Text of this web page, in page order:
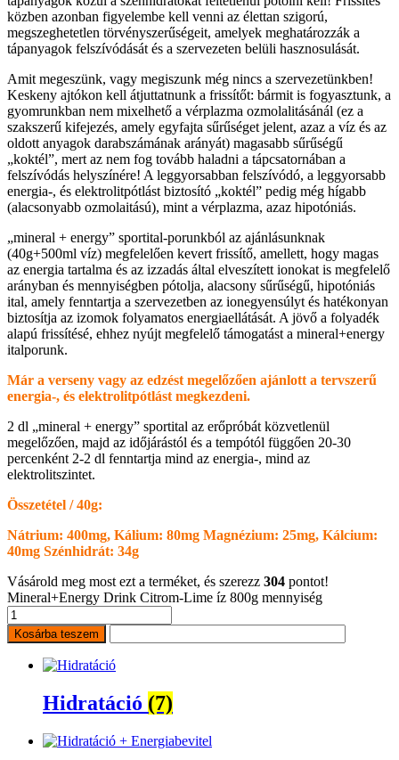
közben azonban figyelembe kell venni az élettan szigorú,
megszeghetetlen törvényszerűségeit, amelyek meghatározzák a
tápanyagok felszívódását és a szervezeten belüli hasznosulását.
Amit megeszünk, vagy megiszunk még nincs a szervezetünkben!
Keskeny ajtókon kell átjuttatnunk a frissítőt: bármit is fogyasztunk, a
gyomrunkban nem mixelhető a vérplazma ozmolalitásánál (ez a
szakszerű kifejezés, amely egyfajta sűrűséget jelent, azaz a víz és az
oldott anyagok darabszámának arányát) magasabb sűrűségű
„koktél”, mert az nem fog tovább haladni a tápcsatornában a
felszívódás helyszínére! A leggyorsabban felszívódó, a leggyorsabb
energia-, és elektrolitpótlást biztosító „koktél” pedig még hígabb
(alacsonyabb ozmolaitású), mint a vérplazma, azaz hipotóniás.
„mineral + energy” sportital-porunkból az ajánlásunknak
(40g+500ml víz) megfelelően kevert frissítő, amellett, hogy magas
az energia tartalma és az izzadás által elveszített ionokat is megfelelő
arányban és mennyiségben pótolja, alacsony sűrűségű, hipotóniás
ital, amely fenntartja a szervezetben az ionegyensúlyt és hatékonyan
biztosítja az izomok folyamatos energiaellátását. A jövő a folyadék
alapú frissítésé, ehhez nyújt megfelelő támogatást a mineral+energy
italporunk.
Már a verseny vagy az edzést megelőzően ajánlott a tervszerű
energia-, és elektrolitpótlást megkezdeni.
2 dl „mineral + energy” sportital az erőpróbát közvetlenül
megelőzően, majd az időjárástól és a tempótól függően 20-30
percenként 2-2 dl fenntartja mind az energia-, mind az
elektrolitszintet.
Összetétel / 40g:
Nátrium: 400mg, Kálium: 80mg Magnézium: 25mg, Kálcium:
40mg Szénhidrát: 34g
Vásárold meg most ezt a terméket, és szerezz 304 pontot!
Mineral+Energy Drink Citrom-Lime íz 800g mennyiség
Kosárba teszem
Hidratáció (7)